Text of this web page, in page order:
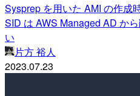
Sysprep を用いた AMI の作成
SID は AWS Managed AD か
い
片方 裕人
2023.07.23